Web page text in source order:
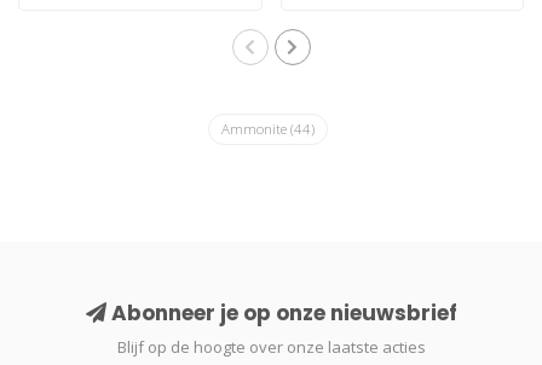
Ammonite (44)
Abonneer je op onze nieuwsbrief
Blijf op de hoogte over onze laatste acties